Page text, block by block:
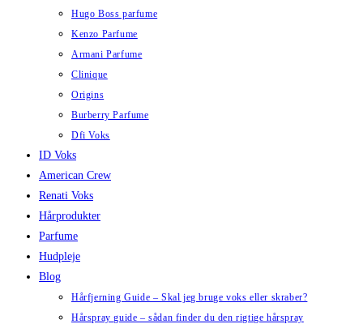
Hugo Boss parfume
Kenzo Parfume
Armani Parfume
Clinique
Origins
Burberry Parfume
Dfi Voks
ID Voks
American Crew
Renati Voks
Hårprodukter
Parfume
Hudpleje
Blog
Hårfjerning Guide – Skal jeg bruge voks eller skraber?
Hårspray guide – sådan finder du den rigtige hårspray